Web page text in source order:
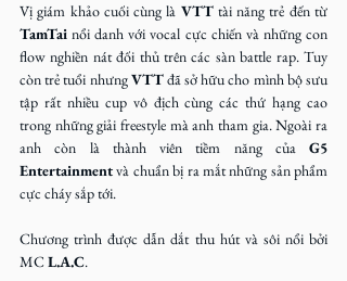
Vị giám khảo cuối cùng là VTT
TamTai nổi danh với vocal cực chiến và những con
flow nghiền nát đối thủ trên các sàn battle rap. Tuy
còn trẻ tuổi nhưng VTT đã sở hữu cho mình bộ sưu
tập rất nhiều cup vô địch cùng các thứ hạng cao
trong những giải freestyle mà anh tham gia. Ngoài ra
anh còn là thành viên tiềm năng của G5
Entertainment và chuẩn bị ra mắt những sản phẩm
cực cháy sắp tới.
Chương trình được dẫn dắt thu hút và sôi nổi bởi
MC L.A.C.